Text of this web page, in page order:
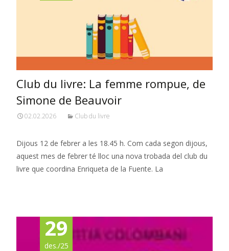
Club du livre: La femme rompue, de
Simone de Beauvoir
02.02.2026 Club du livre
Dijous 12 de febrer a les 18.45 h. Com cada segon dijous,
aquest mes de febrer té lloc una nova trobada del club du
livre que coordina Enriqueta de la Fuente. La
29
des./25